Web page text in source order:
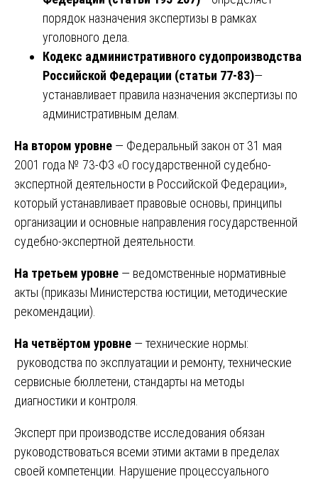
порядок назначения экспертизы в рамках
уголовного дела.
Кодекс административного судопроизводства
Российской Федерации (статьи 77-83)—
устанавливает правила назначения экспертизы по
административным делам.
На втором уровне — Федеральный закон от 31 мая
2001 года № 73-ФЗ «О государственной судебно-
экспертной деятельности в Российской Федерации»,
который устанавливает правовые основы, принципы
организации и основные направления государственной
судебно-экспертной деятельности.
На третьем уровне — ведомственные нормативные
акты (приказы Министерства юстиции, методические
рекомендации).
На четвёртом уровне — технические нормы:
руководства по эксплуатации и ремонту, технические
сервисные бюллетени, стандарты на методы
диагностики и контроля.
Эксперт при производстве исследования обязан
руководствоваться всеми этими актами в пределах
своей компетенции. Нарушение процессуального